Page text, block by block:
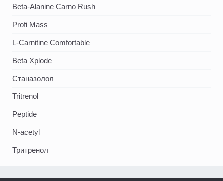
Beta-Alanine Carno Rush
Profi Mass
L-Carnitine Comfortable
Beta Xplode
Станазолол
Tritrenol
Peptide
N-acetyl
Тритренол